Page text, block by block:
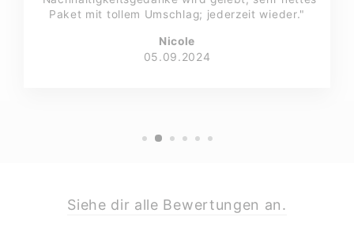
Paket mit tollem Umschlag; jederzeit wieder."
Nicole
05.09.2024
Siehe dir alle Bewertungen an.